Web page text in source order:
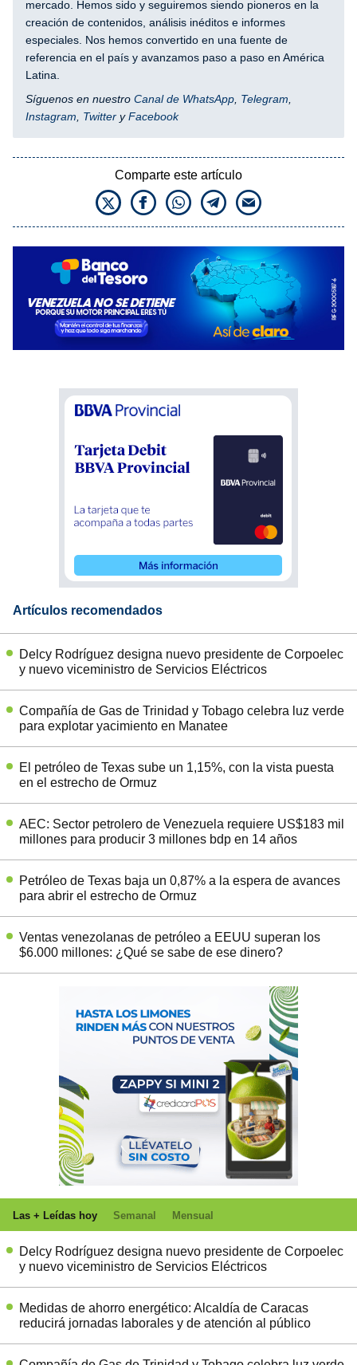
mercado. Hemos sido y seguiremos siendo pioneros en la
creación de contenidos, análisis inéditos e informes
especiales. Nos hemos convertido en una fuente de
referencia en el país y avanzamos paso a paso en América
Latina.
Síguenos en nuestro Canal de WhatsApp Telegram
Instagram
Twitter yFacebook
Comparte este artículo
Artículos recomendados
Delcy Rodríguez designa nuevo presidente de Corpoelec
y nuevo viceministro de Servicios Eléctricos
Compañía de Gas de Trinidad y Tobago celebra luz verde
para explotar yacimiento en Manatee
El petróleo de Texas sube un 1,15%, con la vista puesta
en el estrecho de Ormuz
AEC: Sector petrolero de Venezuela requiere US$183 mil
millones para producir 3 millones bdp en 14 años
Petróleo de Texas baja un 0,87% a la espera de avances
para abrir el estrecho de Ormuz
Ventas venezolanas de petróleo a EEUU superan los
$6.000 millones: ¿Qué se sabe de ese dinero?
Las + Leídas hoy Semanal Mensual
Delcy Rodríguez designa nuevo presidente de Corpoelec
y nuevo viceministro de Servicios Eléctricos
Medidas de ahorro energético: Alcaldía de Caracas
reducirá jornadas laborales y de atención al público